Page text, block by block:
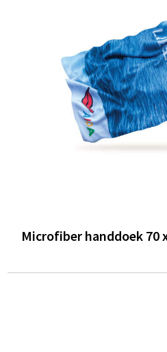
Microfiber handdoek 70